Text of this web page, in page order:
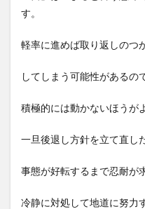
す。
軽率に進めば取り返しのつ
してしまう可能性があるの
積極的には動かないほうが
一旦後退し方針を立て直し
事態が好転するまで忍耐が
冷静に対処して地道に努力